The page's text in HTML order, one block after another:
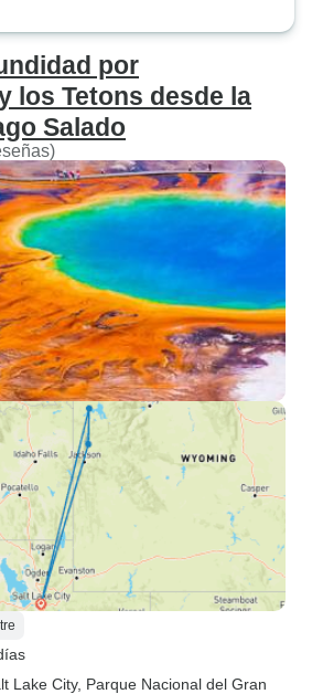
por
los Tetons desde la
Salado
Lake City, Parque Nacional del Gran